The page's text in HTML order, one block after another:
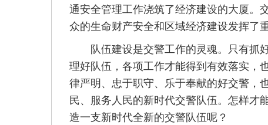
通安全管理工作浇筑了经济建设的大厦。
众的生命财产安全和区域经济建设发挥了
队伍建设是交警工作的灵魂。只有抓
理好队伍，各项工作才能得到有效落实，
律严明、忠于职守、乐于奉献的好交警，
民、服务人民的新时代交警队伍。怎样才
造一支新时代全新的交警队伍呢？